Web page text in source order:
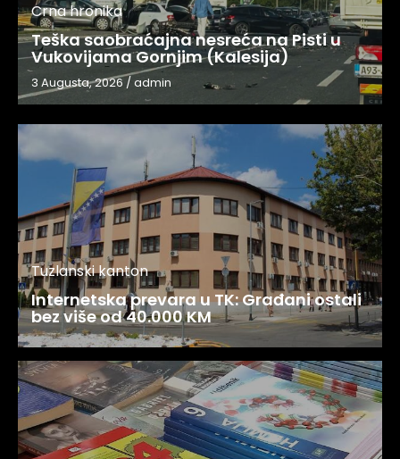
Crna hronika
Teška saobraćajna nesreća na Pisti u
Vukovijama Gornjim (Kalesija)
3 Augusta, 2026/admin
Tuzlanski kanton
Internetska prevara u TK: Građani ostali
bez više od 40.000 KM